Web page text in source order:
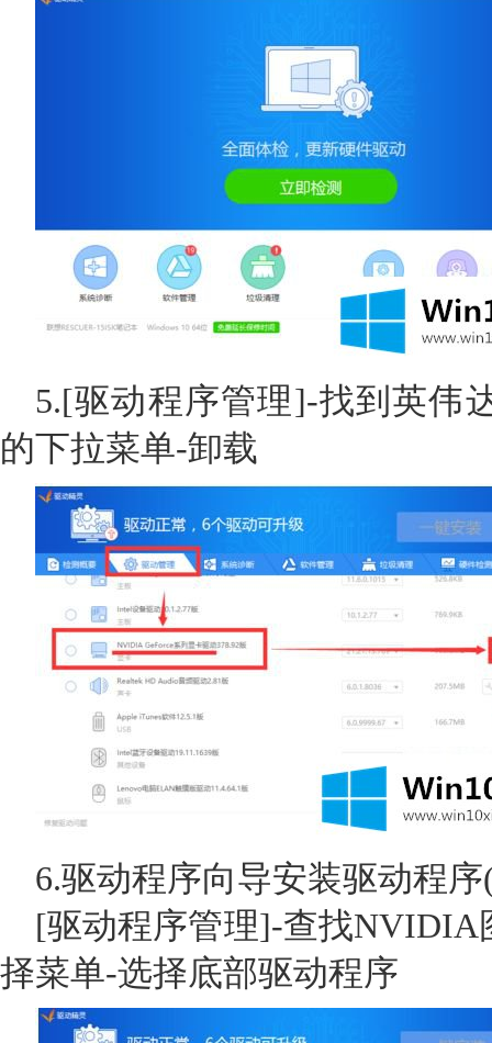
5.[驱动程序管理]-找到英伟
的下拉菜单-卸载
6.驱动程序向导安装驱动程
[驱动程序管理]-查找NVIDIA
择菜单-选择底部驱动程序